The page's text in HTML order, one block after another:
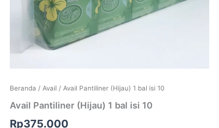
Beranda / Avail / Avail Pantiliner (Hijau) 1 bal isi 10
Avail Pantiliner (Hijau) 1 bal isi 10
Rp375.000